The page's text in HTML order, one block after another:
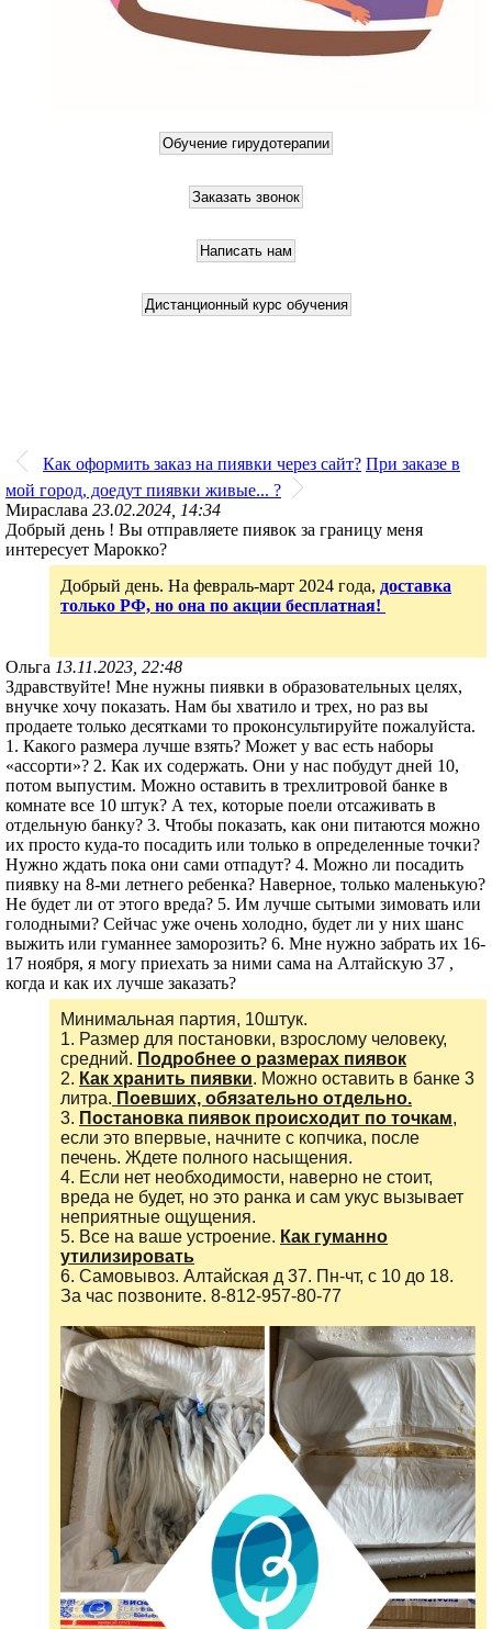
Как оформить заказ на пиявки через сайт? При заказе в
мой город, доедут пиявки живые... ?
Мираслава 23.02.2024, 14:34
Добрый день ! Вы отправляете пиявок за границу меня
интересует Марокко?
Добрый день. На февраль-март 2024 года, доставка
только РФ, но она по акции бесплатная!
Ольга 13.11.2023, 22:48
Здравствуйте! Мне нужны пиявки в образовательных целях,
внучке хочу показать. Нам бы хватило и трех, но раз вы
продаете только десятками то проконсультируйте пожалуйста.
1. Какого размера лучше взять? Может у вас есть наборы
«ассорти»? 2. Как их содержать. Они у нас побудут дней 10,
потом выпустим. Можно оставить в трехлитровой банке в
комнате все 10 штук? А тех, которые поели отсаживать в
отдельную банку? 3. Чтобы показать, как они питаются можно
их просто куда-то посадить или только в определенные точки?
Нужно ждать пока они сами отпадут? 4. Можно ли посадить
пиявку на 8-ми летнего ребенка? Наверное, только маленькую?
Не будет ли от этого вреда? 5. Им лучше сытыми зимовать или
голодными? Сейчас уже очень холодно, будет ли у них шанс
выжить или гуманнее заморозить? 6. Мне нужно забрать их 16-
17 ноября, я могу приехать за ними сама на Алтайскую 37 ,
когда и как их лучше заказать?
Минимальная партия, 10штук.
1. Размер для постановки, взрослому человеку,
средний. Подробнее о размерах пиявок
2. Как хранить пиявки. Можно оставить в банке 3
литра. Поевших, обязательно отдельно.
3. Постановка пиявок происходит по точкам,
если это впервые, начните с копчика, после
печень. Ждете полного насыщения.
4. Если нет необходимости, наверно не стоит,
вреда не будет, но это ранка и сам укус вызывает
неприятные ощущения.
5. Все на ваше устроение. Как гуманно
утилизировать
6. Самовывоз. Алтайская д 37. Пн-чт, с 10 до 18.
За час позвоните. 8-812-957-80-77